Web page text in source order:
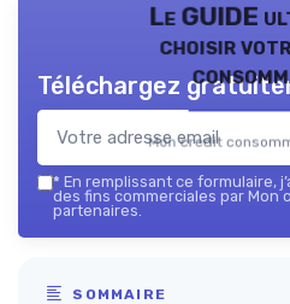
Le GUIDE
choisir
Mon credit
Téléchargez
* En remplissant ce formulaire,
des fins commerciales par Mon
partenaires.
SOMMAIRE